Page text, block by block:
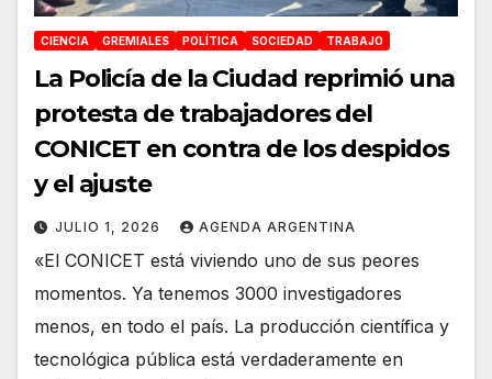
CIENCIA GREMIALES POLÍTICA SOCIEDAD TRABAJO
La Policía de la Ciudad reprimió una
protesta de trabajadores del
CONICET en contra de los despidos
y el ajuste
JULIO 1, 2026 AGENDA ARGENTINA
«El CONICET está viviendo uno de sus peores
momentos. Ya tenemos 3000 investigadores
menos, en todo el país. La producción científica y
tecnológica pública está verdaderamente en